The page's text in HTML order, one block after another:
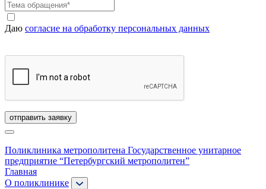
Даю согласие на обработку персональных данных
отправить заявку
Поликлиника метрополитена Государственное унитарное
предприятие “Петербургский метрополитен”
Главная
О поликлинике